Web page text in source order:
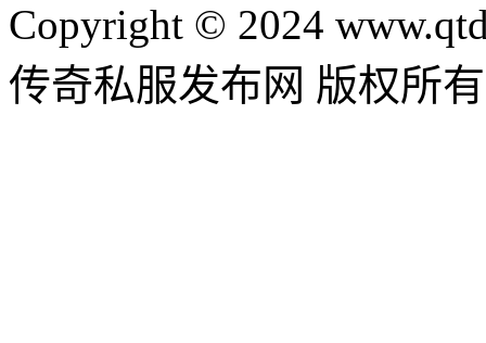
Copyright © 2024
传奇私服发布网 版权所有